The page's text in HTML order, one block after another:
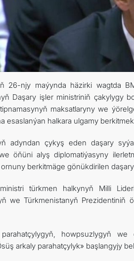
26-njy maýynda häzirki wagtda
Daşary işler ministriniň çakylygy
maksatlaryny we
esaslanýan halkara ulgamy
adyndan çykyş eden daşary
öňüni alyş diplomatiýasyny
berkitmäge gönükdirilen
türkmen halkynyň Milli
we Türkmenistanyň Prezidentiniň
howpsuzlygyň
arkaly parahatçylyk» başlangyjy